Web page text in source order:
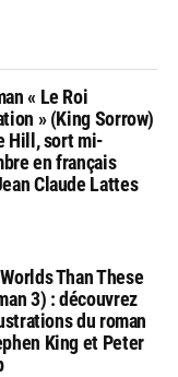
« Le Roi
» (King Sorrow)
Hill, sort mi-
en français
Claude Lattes
Than These
3) : découvrez
du roman
King et Peter